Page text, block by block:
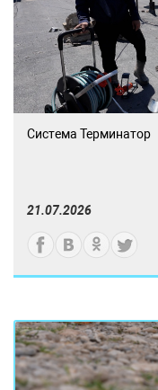
Система Терминатор
21.07.2026